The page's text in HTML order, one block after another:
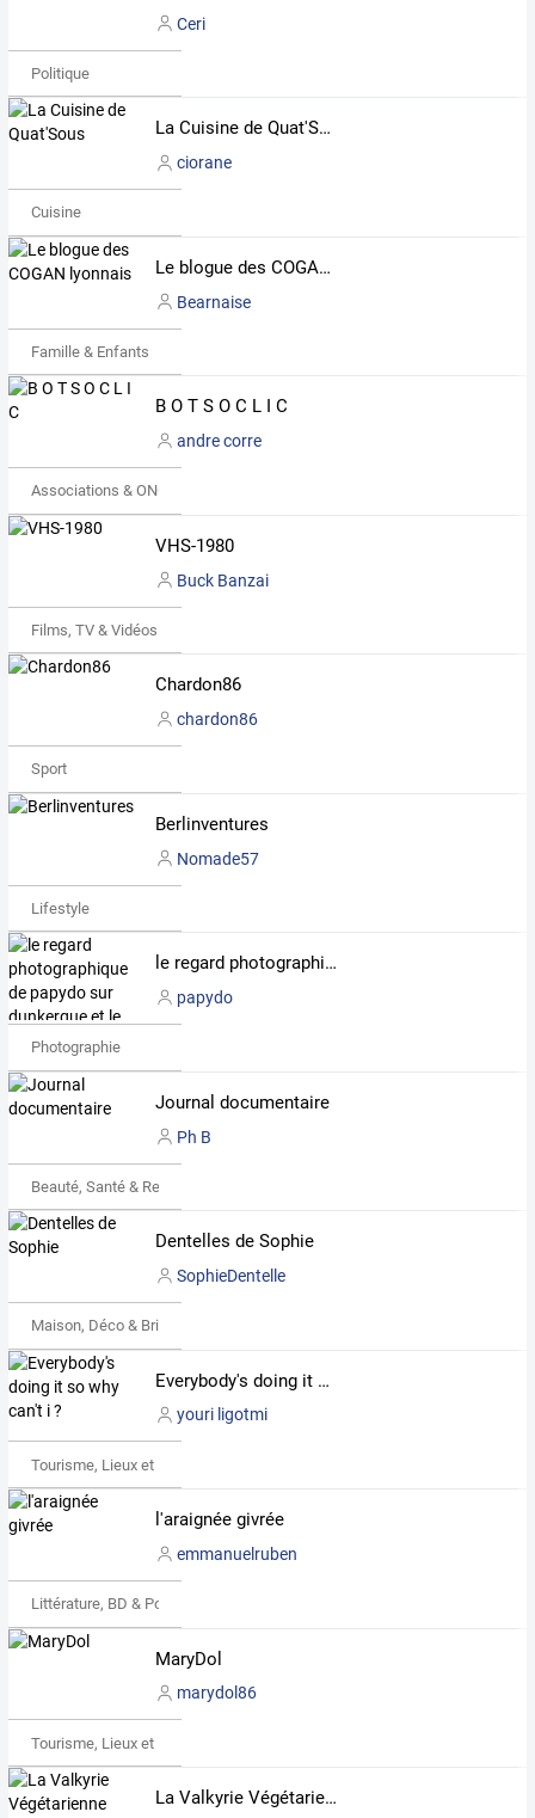
Ceri
Politique
La Cuisine de Quat'Sous
ciorane
Cuisine
Le blogue des COGAN lyonnais
Bearnaise
Famille & Enfants
B O T S O C L I C
andre corre
Associations & ONG
VHS-1980
Buck Banzai
Films, TV & Vidéos
Chardon86
chardon86
Sport
Berlinventures
Nomade57
Lifestyle
le regard photographique de papydo sur dunkerque et le nord pas de calais
papydo
Photographie
Journal documentaire
Ph B
Beauté, Santé & Remise en forme
Dentelles de Sophie
SophieDentelle
Maison, Déco & Bricolage
Everybody's doing it so why can't i ?
youri ligotmi
Tourisme, Lieux et Événements
l'araignée givrée
emmanuelruben
Littérature, BD & Poésie
MaryDol
marydol86
Tourisme, Lieux et Événements
La Valkyrie Végétarienne